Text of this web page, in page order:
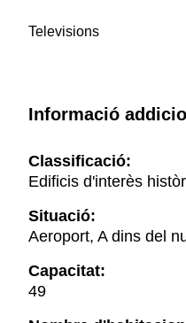
Televisions
Informació
Classificació:
Edificis d'interès
Situació:
Aeroport, A dins del
Capacitat:
49